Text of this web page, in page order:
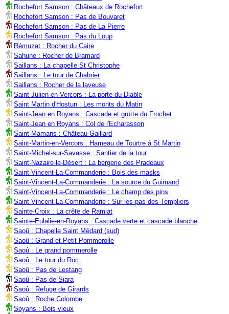
Rochefort Samson : Châteaux de Rochefort
Rochefort Samson : Pas de Bouvaret
Rochefort Samson : Pas de La Pierre
Rochefort Samson : Pas du Loup
Rémuzat : Rocher du Caire
Sahune : Rocher de Bramard
Saillans : La chapelle St Christophe
Saillans : Le tour de Chabrier
Saillans : Rocher de la laveuse
Saint Julien en Vercors : La porte du Diable
Saint Martin d'Hostun : Les monts du Matin
Saint-Jean en Royans : Cascade et grotte du Frochet
Saint-Jean en Royans : Col de l'Echarasson
Saint-Mamans : Château Gaillard
Saint-Martin-en-Vercors : Hameau de Tourtre à St Martin
Saint-Michel-sur-Savasse : Santier de la tour
Saint-Nazaire-le-Désert : La bergerie des Pradeaux
Saint-Vincent-La-Commanderie : Bois des masks
Saint-Vincent-La-Commanderie : La source du Guimand
Saint-Vincent-La-Commanderie : Le champ des pins
Saint-Vincent-La-Commanderie : Sur les pas des Templiers
Sainte-Croix : La crête de Ramiat
Sainte-Eulalie-en-Royans : Cascade verte et cascade blanche
Saoû : Chapelle Saint Médard (sud)
Saoû : Grand et Petit Pommerolle
Saoû : Le grand pommerolle
Saoû : Le tour du Roc
Saoû : Pas de Lestang
Saoû : Pas de Siara
Saoû : Refuge de Girards
Saoû : Roche Colombe
Soyans : Bois vieux